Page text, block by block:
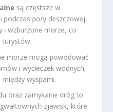
są częstsze w
podczas pory deszczowej,
i wzburzone morze, co
turystów.
morze mogą powodować
i wycieczek wodnych,
wyspami.
oraz zamykanie dróg to
zjawisk, które